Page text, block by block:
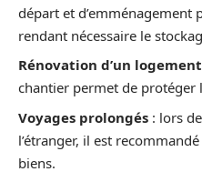
départ et d’emménagement
rendant nécessaire le
Rénovation d’un logement
chantier permet de protéger
Voyages prolongés : lors
l’étranger, il est
biens.